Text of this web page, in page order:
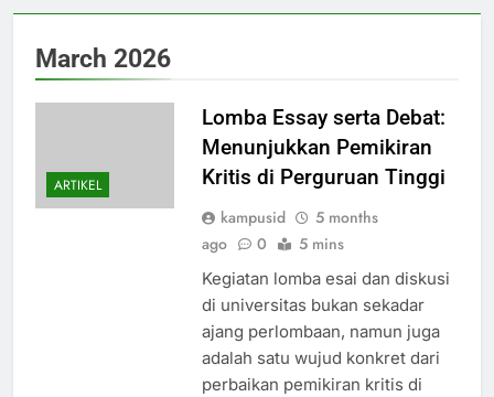
March 2026
ARTIKEL
Lomba Essay serta Debat:
Menunjukkan Pemikiran
Kritis di Perguruan Tinggi
kampusid
5 months
ago
0 5 mins
Kegiatan lomba esai dan diskusi
di universitas bukan sekadar
ajang perlombaan, namun juga
adalah satu wujud konkret dari
perbaikan pemikiran kritis di